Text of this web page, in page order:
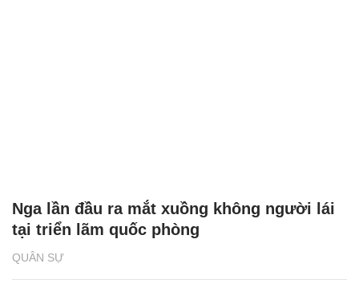
QUÂN SỰ
Nga lần đầu ra mắt xuồng không người lái
tại triển lãm quốc phòng